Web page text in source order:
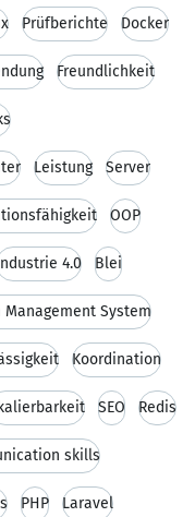
Prüfberichte Docker
Freundlichkeit
Leistung Server
OOP
4.0 Blei
System
Koordination
SEO Redis
skills
PHP Laravel